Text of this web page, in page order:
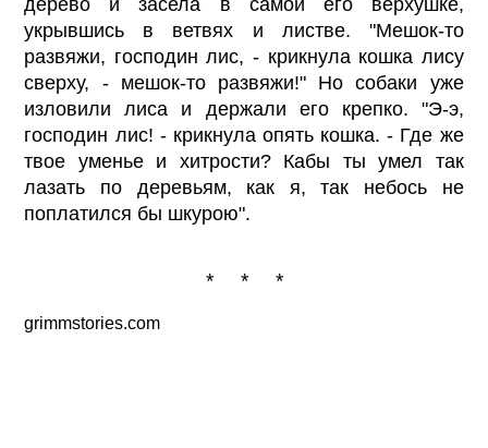
укрывшись в ветвях и листве. "Мешок-то
развяжи, господин лис, - крикнула кошка лису
сверху, - мешок-то развяжи!" Но собаки уже
изловили лиса и держали его крепко. "Э-э,
господин лис! - крикнула опять кошка. - Где же
твое уменье и хитрости? Кабы ты умел так
лазать по деревьям, как я, так небось не
поплатился бы шкурою".
* * *
grimmstories.com